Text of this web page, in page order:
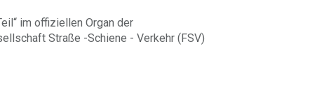
im offiziellen Organ der
Straße -Schiene - Verkehr (FSV)